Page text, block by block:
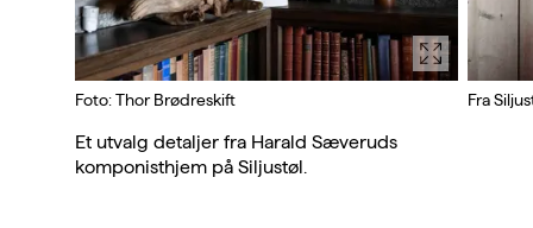
Foto: Thor Brødreskift
Et utvalg detaljer fra Harald Sæveruds
komponisthjem på Siljustøl.
Fra